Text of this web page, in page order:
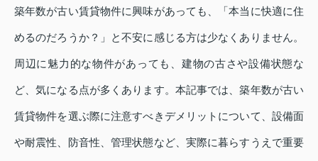
築年数が古い賃貸物件に興味があっても、「本当に快適に住
めるのだろうか？」と不安に感じる方は少なくありません。
周辺に魅力的な物件があっても、建物の古さや設備状態な
ど、気になる点が多くあります。本記事では、築年数が古い
賃貸物件を選ぶ際に注意すべきデメリットについて、設備面
や耐震性、防音性、管理状態など、実際に暮らすうえで重要